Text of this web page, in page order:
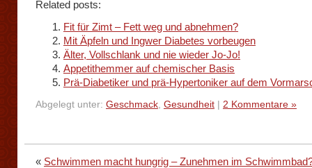
Related posts:
Fit für Zimt – Fett weg und abnehmen?
Mit Äpfeln und Ingwer Diabetes vorbeugen
Älter, Vollschlank und nie wieder Jo-Jo!
Appetithemmer auf chemischer Basis
Prä-Diabetiker und prä-Hypertoniker auf dem
Abgelegt unter: Geschmack, Gesundheit 2 Kommentare »
« Schwimmen macht hungrig – Zunehmen im